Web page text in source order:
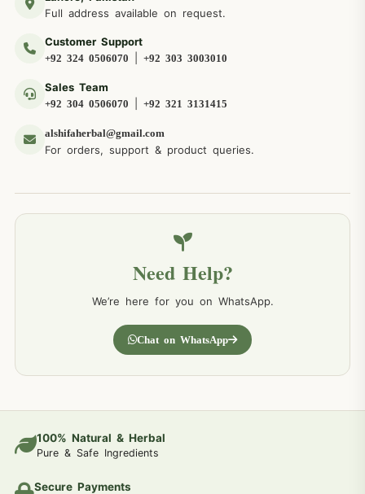
Full address available on request.
Customer Support
+92 324 0506070 +92 303 3003010
Sales Team
+92 304 0506070 +92 321 3131415
alshifaherbal@gmail.com
For orders, support & product queries.
Need Help?
We’re here for you on WhatsApp.
Chat on WhatsApp
100% Natural & Herbal
Pure & Safe Ingredients
Secure Payments